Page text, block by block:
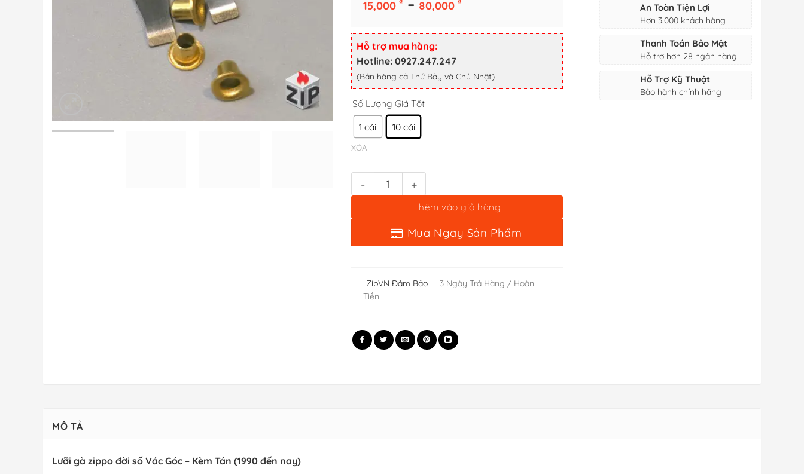
15,000 – 80,000
từ
80,000 ₫
Hỗ trợ mua hàng:
Hotline: 0927.247.247
(Bán hàng cả Thứ Bảy và Chủ Nhật)
Số Lượng Giá Tốt
XÓA
Lưỡi gà zippo đời số Vát Góc (1990 đến nay ) số lượng
Thêm vào giỏ hàng
Mua Ngay Sản Phẩm
ZipVN Đảm Bảo
3 Ngày Trả Hàng / Hoàn
Tiền
An Toàn Tiện Lợi
Hơn 3.000 khách hàng
Thanh Toán Bảo Mật
Hỗ trợ hơn 28 ngân hàng
Hỗ Trợ Kỹ Thuật
Bảo hành chính hãng
MÔ TẢ
Lưỡi gà zippo đời số Vác Góc – Kèm Tán (1990 đến nay)